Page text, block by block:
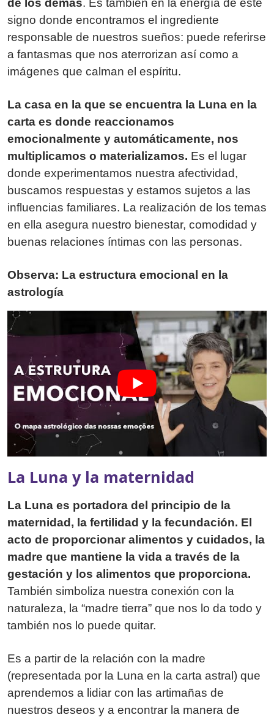
de los demás. Es también en la energía de este
signo donde encontramos el ingrediente
responsable de nuestros sueños: puede referirse
a fantasmas que nos aterrorizan así como a
imágenes que calman el espíritu.
La casa en la que se encuentra la Luna en la
carta es donde reaccionamos
emocionalmente y automáticamente, nos
multiplicamos o materializamos. Es el lugar
donde experimentamos nuestra afectividad,
buscamos respuestas y estamos sujetos a las
influencias familiares. La realización de los temas
en ella asegura nuestro bienestar, comodidad y
buenas relaciones íntimas con las personas.
Observa: La estructura emocional en la
astrología
La Luna y la maternidad
La Luna es portadora del principio de la
maternidad, la fertilidad y la fecundación. El
acto de proporcionar alimentos y cuidados, la
madre que mantiene la vida a través de la
gestación y los alimentos que proporciona.
También simboliza nuestra conexión con la
naturaleza, la “madre tierra” que nos lo da todo y
también nos lo puede quitar.
Es a partir de la relación con la madre
(representada por la Luna en la carta astral) que
aprendemos a lidiar con las artimañas de
nuestros deseos y a encontrar la manera de